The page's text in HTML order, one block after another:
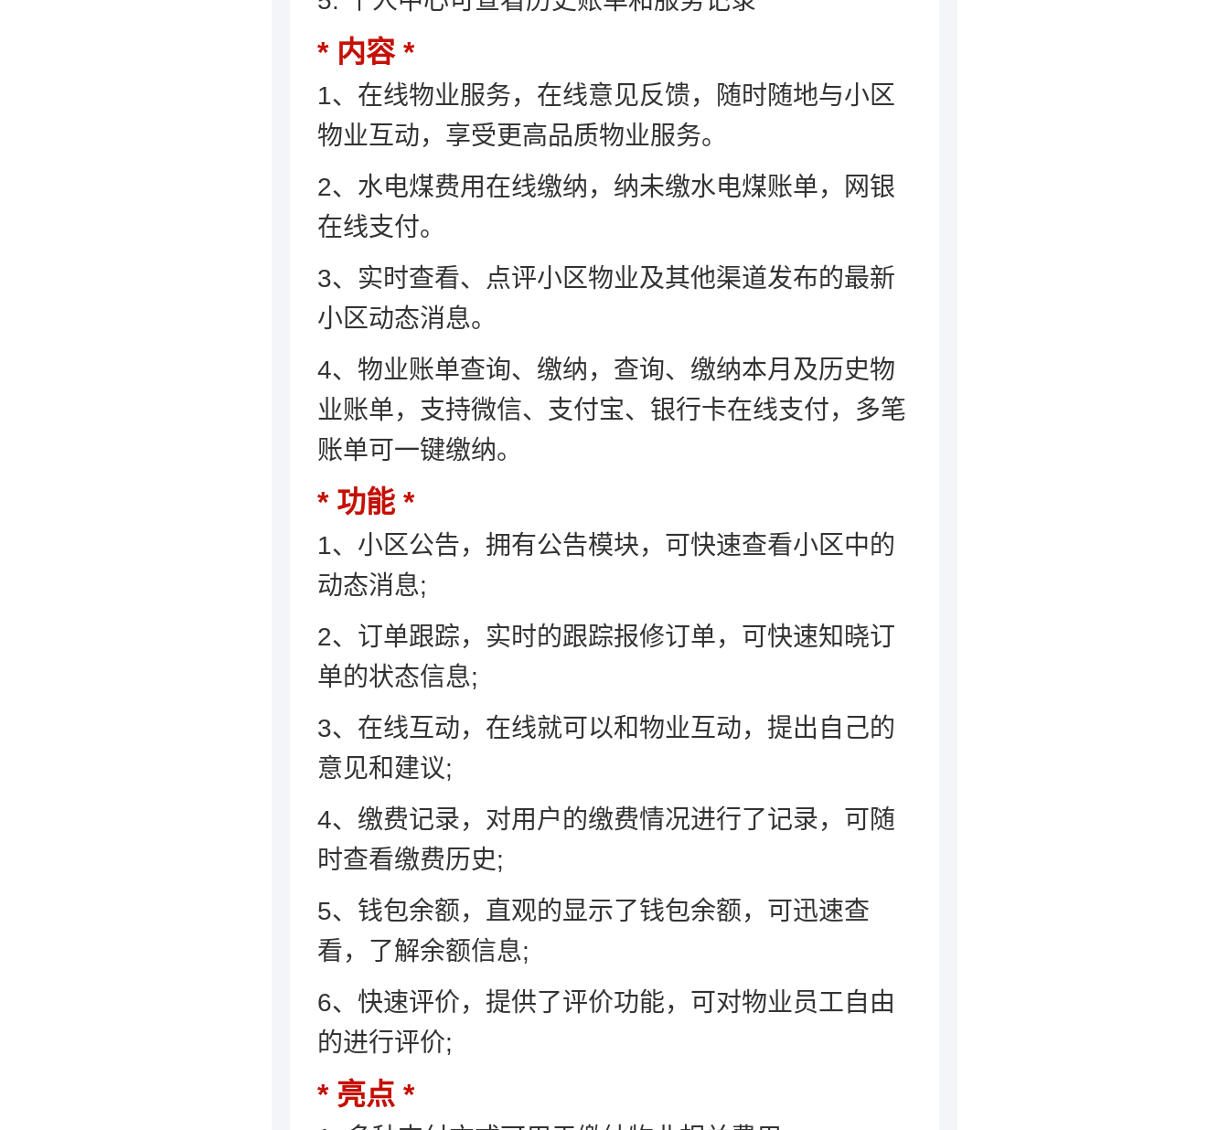
内容
1、在线物业服务，在线意见反馈，随时随地与小区
物业互动，享受更高品质物业服务。
2、水电煤费用在线缴纳，纳未缴水电煤账单，网银
在线支付。
3、实时查看、点评小区物业及其他渠道发布的最新
小区动态消息。
4、物业账单查询、缴纳，查询、缴纳本月及历史物
业账单，支持微信、支付宝、银行卡在线支付，多笔
账单可一键缴纳。
功能
1、小区公告，拥有公告模块，可快速查看小区中的
动态消息;
2、订单跟踪，实时的跟踪报修订单，可快速知晓订
单的状态信息;
3、在线互动，在线就可以和物业互动，提出自己的
意见和建议;
4、缴费记录，对用户的缴费情况进行了记录，可随
时查看缴费历史;
5、钱包余额，直观的显示了钱包余额，可迅速查
看，了解余额信息;
6、快速评价，提供了评价功能，可对物业员工自由
的进行评价;
亮点